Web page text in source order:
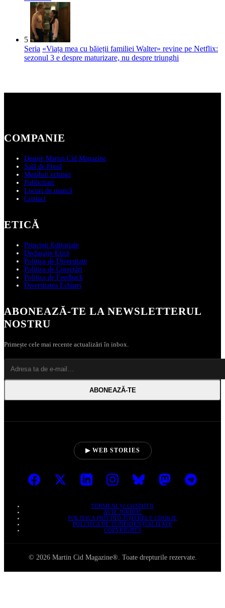
5
Seria «Viața mea cu băieții familiei Walter» revine pe Netflix:
sezonul 3 e despre maturizare, nu despre triunghi
COMPANIE
Despre Martin Cid Magazine
Sală de Presă
Membrii echipei
Publicitate
Locuri de muncă
Contact
ETICĂ
Principii Editoriale
Declarație Etică
Politica de Diversitate
Politica de Corectări
Politica de Feedback
Diversitatea Echipei
ABONEAZĂ‑TE LA NEWSLETTERUL
NOSTRU
Primește cele mai recente actualizări în inbox.
ABONEAZĂ‑TE
▶ WEB STORIES
TERMENI ȘI CONDIȚII
AVIZ JURIDIC
POLITICA PRIVIND FIȘIERELE COOKIE
POLITICA DE CONFIDENȚIALITATE
COPYRIGHTS
© 2026 Martin Cid Magazine®. Toate drepturile rezervate.